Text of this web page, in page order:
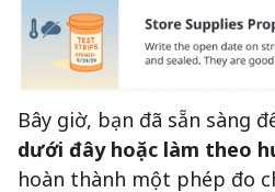
Bây giờ, bạn đã sẵn sàng
dưới đây hoặc làm theo
hoàn thành một phép đo